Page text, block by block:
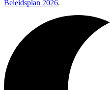
Beleidsplan 2026.